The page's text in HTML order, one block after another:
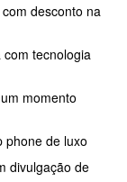
desconto na
tecnologia
momento
phone de luxo
divulgação de